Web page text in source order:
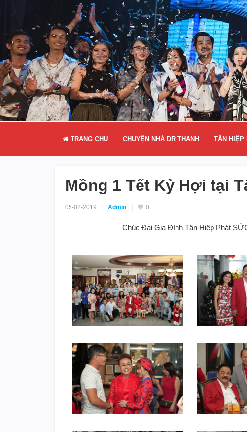
TRANG CHỦ CHUYỆN NHÀ DR THANH TÂN HIỆP
Mồng 1 Tết Kỷ Hợi tại
05-02-2019 Admin 0
Chúc Đại Gia Đình Tân Hiệp Phát